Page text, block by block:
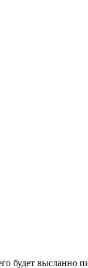
будет высланно